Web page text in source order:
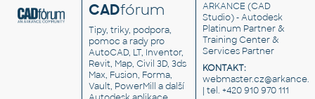
CADfórum
Tipy, triky, podpora,
pomoc a rady pro
AutoCAD, LT, Inventor,
Revit, Map, Civil 3D, 3ds
Max, Fusion, Forma,
Vault, PowerMill a další
ARKANCE (CAD
Studio) - Autodesk
Platinum Partner &
Training Center &
Services Partner
KONTAKT:
| tel. +420 910 970 111